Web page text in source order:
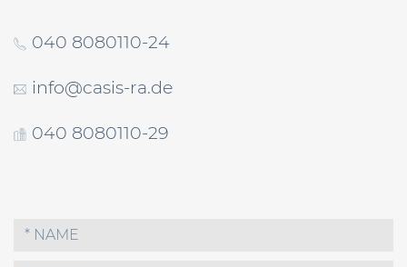
040 8080110-24
info@casis-ra.de
040 8080110-29